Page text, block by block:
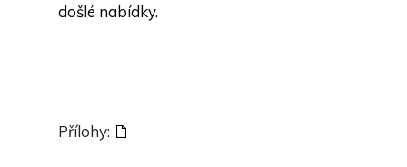
došlé nabídky.
Přílohy: